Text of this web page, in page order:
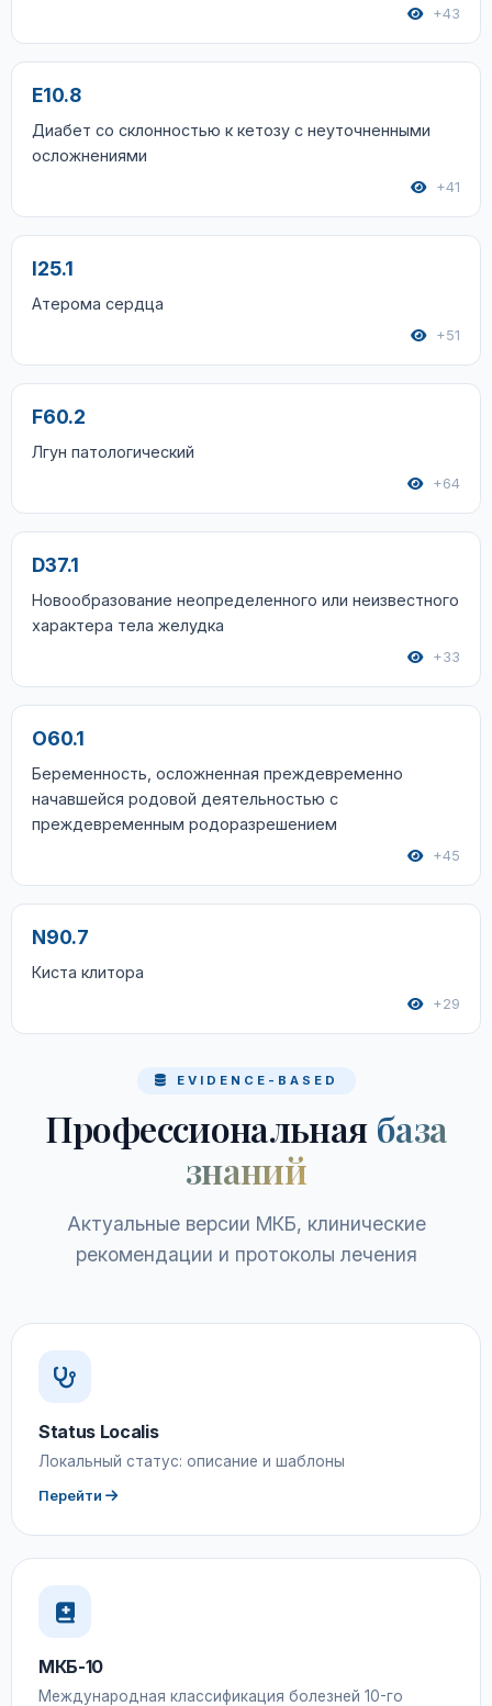
+43
E10.8
Диабет со склонностью к кетозу с неуточненными
осложнениями
+41
I25.1
Атерома сердца
+51
F60.2
Лгун патологический
+64
D37.1
Новообразование неопределенного или неизвестного
характера тела желудка
+33
O60.1
Беременность, осложненная преждевременно
начавшейся родовой деятельностью с
преждевременным родоразрешением
+45
N90.7
Киста клитора
+29
EVIDENCE-BASED
Профессиональная база
знаний
Актуальные версии МКБ, клинические
рекомендации и протоколы лечения
Status Localis
Локальный статус: описание и шаблоны
Перейти
МКБ-10
Международная классификация болезней 10-го